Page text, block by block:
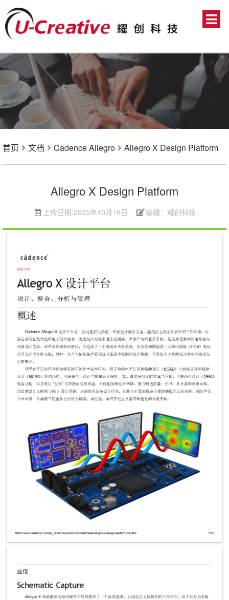
首页 文档 Cadence Allegro Allegro X Design Platform
Allegro X Design Platform
上传日期:2025年10月16日 编辑：耀创科技